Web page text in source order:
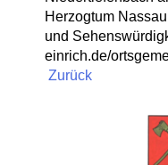
Herzogtum
und
einrich.de/
Zurück